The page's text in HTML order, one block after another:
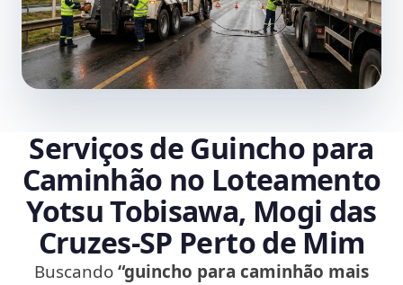
Serviços de Guincho para
Caminhão no Loteamento
Yotsu Tobisawa, Mogi das
Cruzes‑SP Perto de Mim
Buscando“guincho para caminhão mais